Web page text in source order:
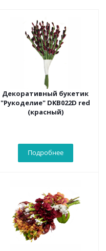
Декоративный букетик
"Рукоделие" DKB022D red
(красный)
Подробнее